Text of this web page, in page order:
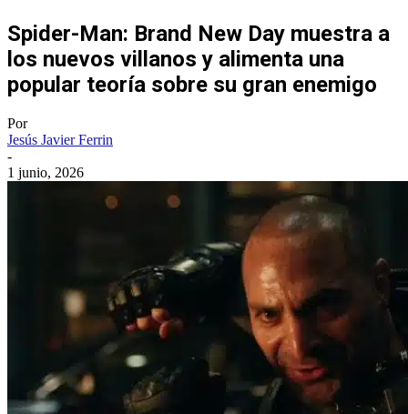
Spider-Man: Brand New Day muestra a
los nuevos villanos y alimenta una
popular teoría sobre su gran enemigo
Por
Jesús Javier Ferrin
-
1 junio, 2026